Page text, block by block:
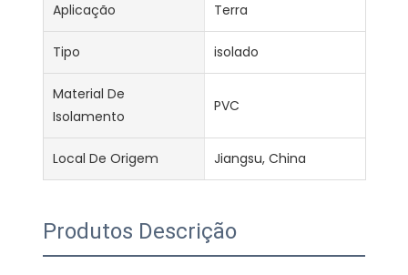
Aplicação Terra
Tipo isolado
Material De
Isolamento
PVC
Local De Origem Jiangsu, China
Produtos Descrição